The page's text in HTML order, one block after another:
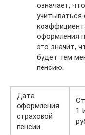
означает,
учитываться
оформления
это значит,
будет тем
пенсию.
Дата
оформления
страховой
пенсии
1